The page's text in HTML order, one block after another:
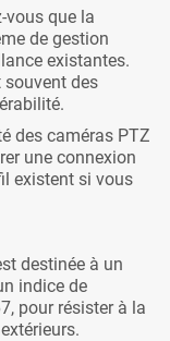
vous que la
de gestion
existantes.
souvent des
des caméras PTZ
une connexion
existent si vous
destinée à un
indice de
pour résister à la